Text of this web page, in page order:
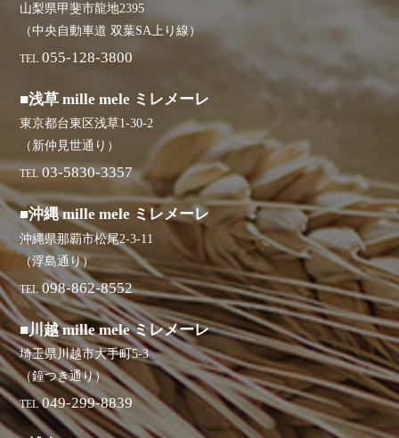
山梨県甲斐市龍地2395
（中央自動車道 双葉SA上り線）
TEL 055-128-3800
■浅草 mille mele ミレメーレ
東京都台東区浅草1-30-2
（新仲見世通り）
TEL 03-5830-3357
■沖縄 mille mele ミレメーレ
沖縄県那覇市松尾2-3-11
（浮島通り）
TEL 098-862-8552
■川越 mille mele ミレメーレ
埼玉県川越市大手町5-3
（鐘つき通り）
TEL 049-299-8839